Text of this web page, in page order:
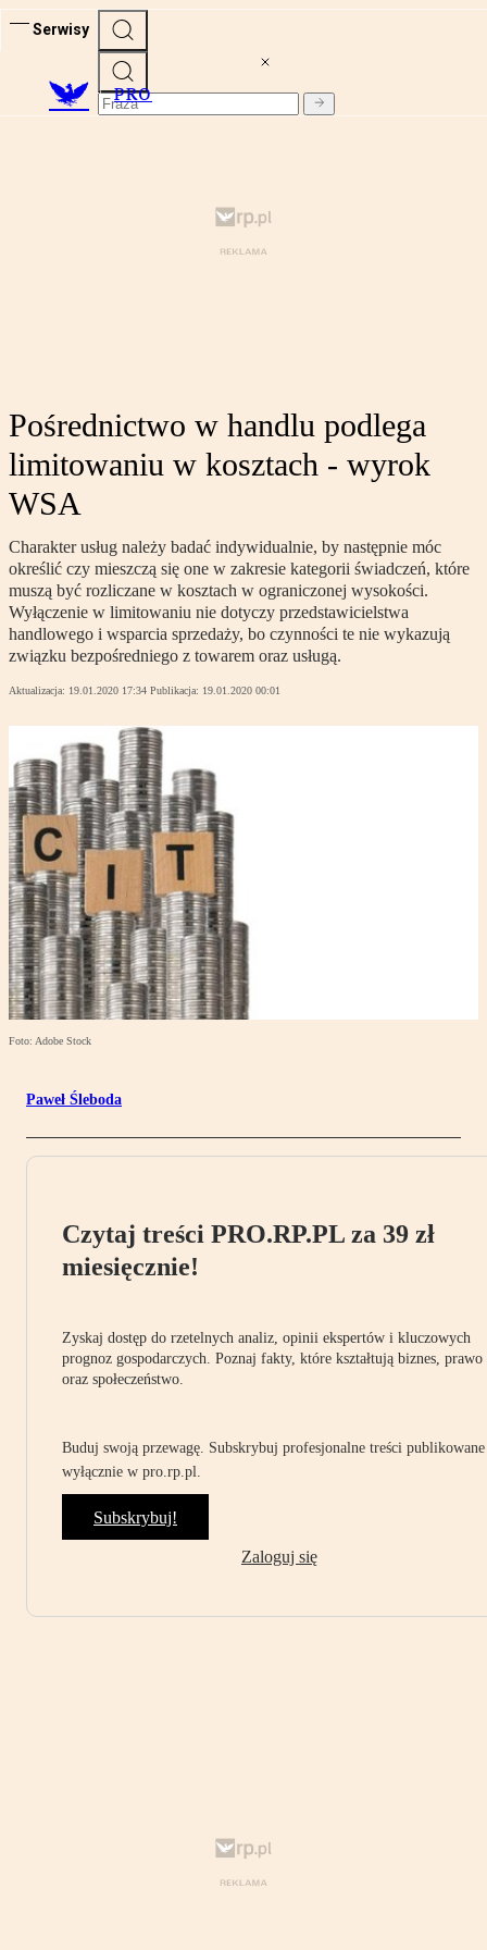
Serwisy
PRO
Pośrednictwo w handlu podlega
limitowaniu w kosztach - wyrok
WSA
Charakter usług należy badać indywidualnie, by następnie móc
określić czy mieszczą się one w zakresie kategorii świadczeń, które
muszą być rozliczane w kosztach w ograniczonej wysokości.
Wyłączenie w limitowaniu nie dotyczy przedstawicielstwa
handlowego i wsparcia sprzedaży, bo czynności te nie wykazują
związku bezpośredniego z towarem oraz usługą.
Aktualizacja: 19.01.2020 17:34 Publikacja: 19.01.2020 00:01
Foto: Adobe Stock
Paweł Śleboda
Czytaj treści PRO.RP.PL za 39 zł
miesięcznie!
Zyskaj dostęp do rzetelnych analiz, opinii ekspertów i kluczowych
prognoz gospodarczych. Poznaj fakty, które kształtują biznes, prawo
oraz społeczeństwo.
Buduj swoją przewagę. Subskrybuj profesjonalne treści publikowane
wyłącznie w pro.rp.pl.
Subskrybuj!
Zaloguj się